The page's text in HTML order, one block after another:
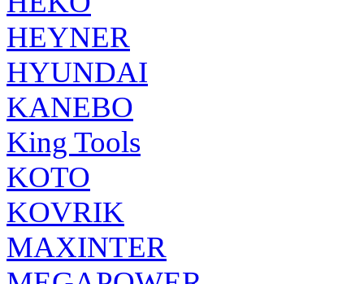
HEYNER
HYUNDAI
KANEBO
King Tools
KOTO
KOVRIK
MAXINTER